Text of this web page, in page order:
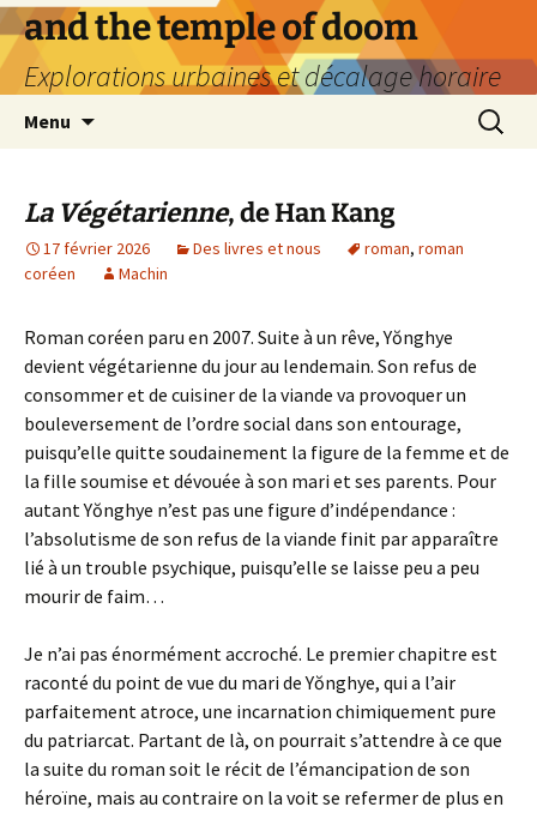
Aller
au
contenu
and the temple of doom
Explorations urbaines et décalage horaire
Menu
La Végétarienne, de Han Kang
17 février 2026 Des livres et nous roman, roman
coréen
Machin
Roman coréen paru en 2007. Suite à un rêve, Yŏnghye
devient végétarienne du jour au lendemain. Son refus de
consommer et de cuisiner de la viande va provoquer un
bouleversement de l’ordre social dans son entourage,
puisqu’elle quitte soudainement la figure de la femme et de
la fille soumise et dévouée à son mari et ses parents. Pour
autant Yŏnghye n’est pas une figure d’indépendance :
l’absolutisme de son refus de la viande finit par apparaître
lié à un trouble psychique, puisqu’elle se laisse peu a peu
mourir de faim…
Je n’ai pas énormément accroché. Le premier chapitre est
raconté du point de vue du mari de Yŏnghye, qui a l’air
parfaitement atroce, une incarnation chimiquement pure
du patriarcat. Partant de là, on pourrait s’attendre à ce que
la suite du roman soit le récit de l’émancipation de son
héroïne, mais au contraire on la voit se refermer de plus en